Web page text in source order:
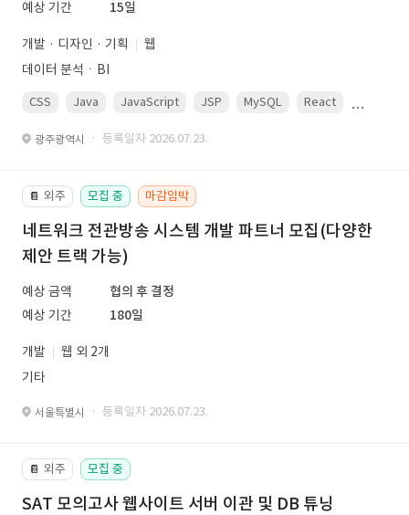
예상 기간
15일
개발 · 디자인 · 기획
웹
데이터 분석ㆍBI
CSS Java JavaScript JSP MySQL React
광주광역시 · 등록일자 2026.07.23.
📔 외주 모집 중 마감임박
네트워크 전관방송 시스템 개발 파트너 모집(다양한
제안 트랙 가능)
예상 금액
협의 후 결정
예상 기간
180일
개발
웹 외 2개
기타
서울특별시 · 등록일자 2026.07.23.
📔 외주 모집 중
SAT 모의고사 웹사이트 서버 이관 및 DB 튜닝